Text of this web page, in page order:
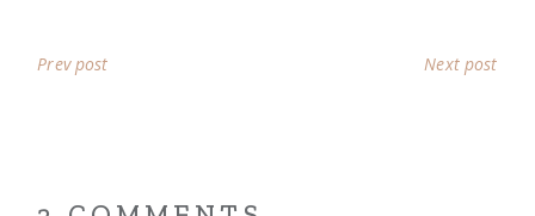
Prev post Next post